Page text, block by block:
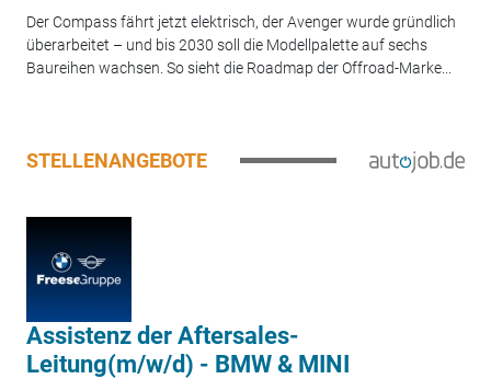
Der Compass fährt jetzt elektrisch, der Avenger wurde gründlich
überarbeitet – und bis 2030 soll die Modellpalette auf sechs
Baureihen wachsen. So sieht die Roadmap der Offroad-Marke...
STELLENANGEBOTE
Assistenz der Aftersales-
Leitung(m/w/d) - BMW & MINI